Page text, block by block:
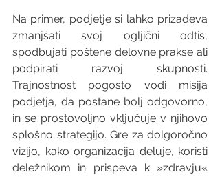
Na primer, podjetje si lahko prizadeva
zmanjšati svoj ogljični odtis,
spodbujati poštene delovne prakse ali
podpirati razvoj skupnosti.
Trajnostnost pogosto vodi misija
podjetja, da postane bolj odgovorno,
in se prostovoljno vključuje v njihovo
splošno strategijo. Gre za dolgoročno
vizijo, kako organizacija deluje, koristi
deležnikom in prispeva k »zdravju«